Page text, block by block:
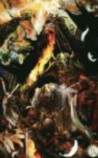
Ajouter
à la
wishlist